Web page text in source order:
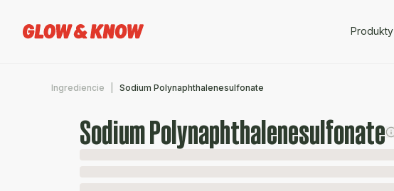
Produkty
Ingrediencie Sodium Polynaphthalenesulfonate
Sodium Polynaphthalenesulfonate